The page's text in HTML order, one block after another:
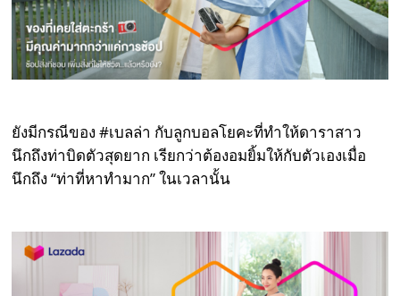
ยังมีกรณีของ #เบลล่า กับลูกบอลโยคะที่ทำให้ดาราสาว
นึกถึงท่าบิดตัวสุดยาก เรียกว่าต้องอมยิ้มให้กับตัวเองเมื่อ
นึกถึง “ท่าที่หาทำมาก” ในเวลานั้น